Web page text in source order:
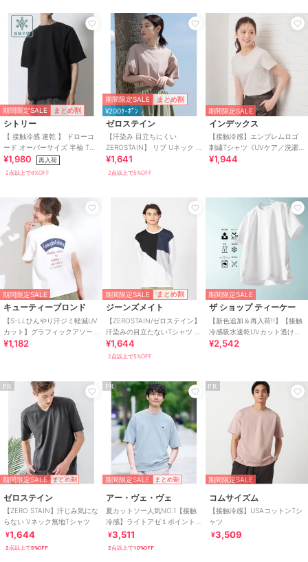
原産国 中国
期間限定SALE まとめ割
シトリー
【 接触冷感 速乾 】 ドローコ
ード オーバーサイズ 半袖 Tシ
ャツ メンズ レディース
¥1,980 再入荷
2点以上で8%OFF
期間限定SALE まとめ割
¥200ｸｰﾎﾟﾝ
ゼロステイン
【汗染み 目立ちにくい
ZEROSTAIN】 リブ Uネック T
シャツ
¥1,641
2点以上で5%OFF
期間限定SALE
インデックス
【接触冷感】エンブレムロゴ
刺繍Tシャツ《UVケア／洗濯
機OK》
¥1,944
期間限定SALE
キューティーブロンド
【S-LLひんやり汗ジミ軽減UV
カット】グラフィックアソー
トTシャツ
¥1,182
期間限定SALE まとめ割
ジーンズメイト
【ZEROSTAIN/ゼロステイン】
汗染みの目立たないTシャツ 切
¥1,644
2点以上で5%OFF
期間限定SALE
ザ ショップ ティーケー
【新色追加＆再入荷!!】【接触
冷感吸水速乾UVカット透け防
止遮熱】BO-NO TEEボーノT
¥2,542
PR
期間限定SALE まとめ割
ゼロステイン
【ZERO STAIN】汗じみ気にな
らない Vネック無地Tシャツ
¥1,644
2点以上で5%OFF
PR
期間限定SALE まとめ割
アー・ヴェ・ヴェ
夏カットソー人気NO.1【接触
冷感】ライトアゼ１ポイント
シシュウスウェットＴ〈イー
ジーケア/洗濯機で
¥3,511
2点以上で10%OFF
PR
期間限定SALE
コムサイズム
【接触冷感】USAコットンTシ
ャツ
¥3,509